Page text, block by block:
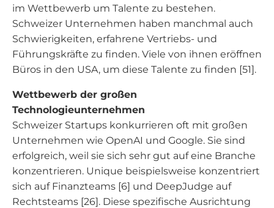
im Wettbewerb um Talente zu bestehen.
Schweizer Unternehmen haben manchmal auch
Schwierigkeiten, erfahrene Vertriebs- und
Führungskräfte zu finden. Viele von ihnen eröffnen
Büros in den USA, um diese Talente zu finden [51].
Wettbewerb der großen
Technologieunternehmen
Schweizer Startups konkurrieren oft mit großen
Unternehmen wie OpenAI und Google. Sie sind
erfolgreich, weil sie sich sehr gut auf eine Branche
konzentrieren. Unique beispielsweise konzentriert
sich auf Finanzteams [6] und DeepJudge auf
Rechtsteams [26]. Diese spezifische Ausrichtung